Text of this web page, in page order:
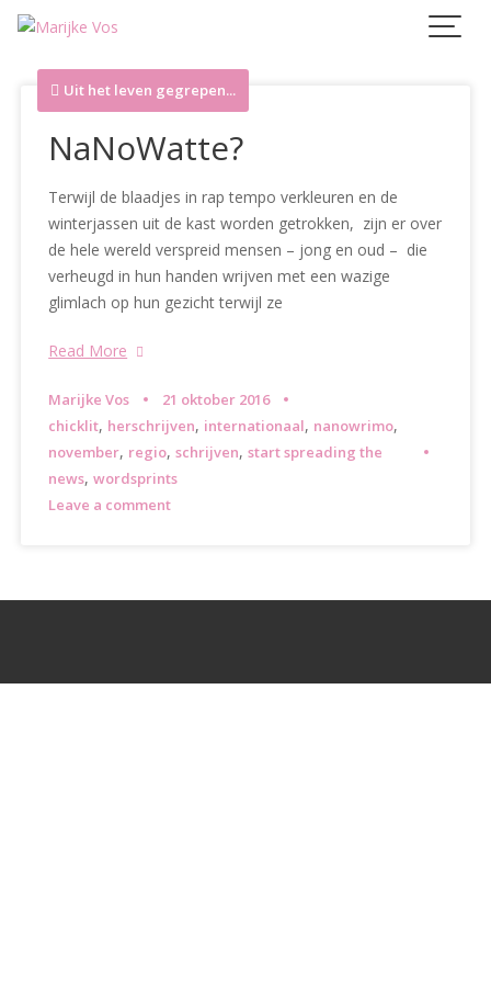
Skip
content
Uit het leven gegrepen...
NaNoWatte?
Terwijl de blaadjes in rap tempo verkleuren en de
winterjassen uit de kast worden getrokken, zijn er over
de hele wereld verspreid mensen – jong en oud – die
verheugd in hun handen wrijven met een wazige
glimlach op hun gezicht terwijl ze
Read More
Marijke Vos
21 oktober 2016
chicklit, herschrijven, internationaal, nanowrimo,
november, regio,schrijven,start spreading the
news,wordsprints
Leave a comment